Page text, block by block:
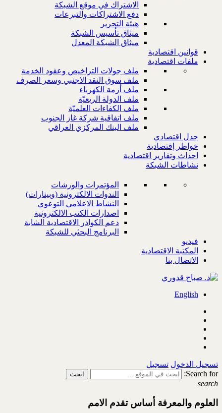
الاشتراك في موقع الشبكة
دفع الاشتراكات والتبرعات
هيئة التحرير
ميثاق تأسيس الشبكة
ميثاق الشبكة المعدل
قوانين اقتصادية
ملفات اقتصادية
ملف جولات التراخيص وعقود الخدمة
ملف سوق النقد الاجنبي وسعر الصرف
ملف أزمة الكهرباء
ملف الدولة الريعيّة
ملف الكفاءات العلميّة
ملف اتفاقية شركة غاز الجنوب
ملف البنك المركزي العراقي
جدل اقتصادي
خواطر إقتصادية
احداث وتقارير اقتصادية
نشاطات الشبكة
المؤتمرات والورشات
الندوات الالكترونية (وبينارات)
النشاط الاعلامي التوعوي
اصدارات الكتب الالكترونية
دعم الكوادر الاقتصادية الشابة
البرنامج البحثي للشبكة
فيديو
المكتبة الاقتصادية
الاتصال بنا
English
تسجيل الدخول تسجيل
Search for:
search
العلوم والمعرفة أساس تقدم الامم